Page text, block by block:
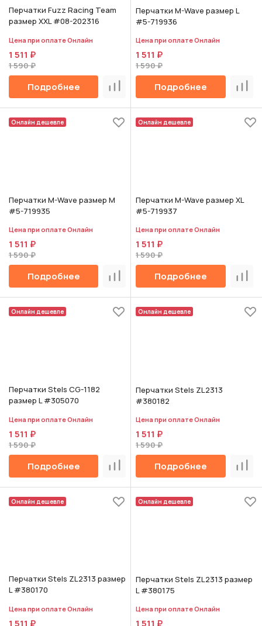
Перчатки Fuzz Racing Team
размер XXL #08-202316
Цена при оплате Онлайн
1 511 ₽
1 590 ₽
Подробнее Сравнить
Перчатки M-Wave размер L
#5-719936
Цена при оплате Онлайн
1 511 ₽
1 590 ₽
Подробнее
Онлайн дешевле
Перчатки M-Wave размер M
#5-719935
Цена при оплате Онлайн
1 511 ₽
1 590 ₽
Подробнее Сравнить
Онлайн дешевле
Перчатки M-Wave размер XL
#5-719937
Цена при оплате Онлайн
1 511 ₽
1 590 ₽
Подробнее
Онлайн дешевле
Перчатки Stels CG-1182
размер L #305070
Цена при оплате Онлайн
1 511 ₽
1 590 ₽
Подробнее Сравнить
Онлайн дешевле
Перчатки Stels ZL2313
#380182
Цена при оплате Онлайн
1 511 ₽
1 590 ₽
Подробнее
Онлайн дешевле
Перчатки Stels ZL2313 размер
L #380170
Цена при оплате Онлайн
1 511 ₽
Онлайн дешевле
Перчатки Stels ZL2313 размер
L #380175
Цена при оплате Онлайн
1 511 ₽